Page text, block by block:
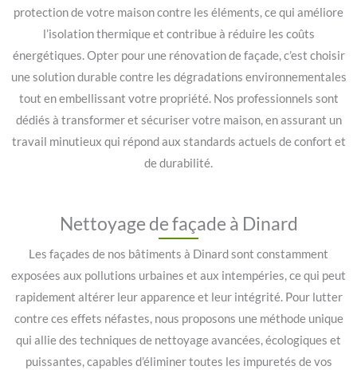
protection de votre maison contre les éléments, ce qui améliore
l’isolation thermique et contribue à réduire les coûts
énergétiques. Opter pour une rénovation de façade, c’est choisir
une solution durable contre les dégradations environnementales
tout en embellissant votre propriété. Nos professionnels sont
dédiés à transformer et sécuriser votre maison, en assurant un
travail minutieux qui répond aux standards actuels de confort et
de durabilité.
Nettoyage de façade à Dinard
Les façades de nos bâtiments à Dinard sont constamment
exposées aux pollutions urbaines et aux intempéries, ce qui peut
rapidement altérer leur apparence et leur intégrité. Pour lutter
contre ces effets néfastes, nous proposons une méthode unique
qui allie des techniques de nettoyage avancées, écologiques et
puissantes, capables d’éliminer toutes les impuretés de vos